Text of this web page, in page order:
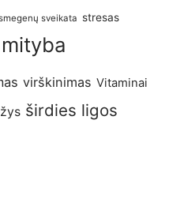
sveikata stresas
virškinimas Vitaminai
širdies ligos